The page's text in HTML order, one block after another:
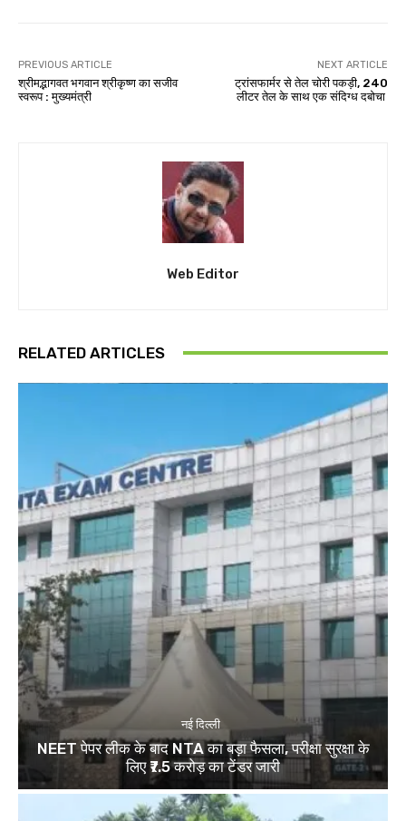
PREVIOUS ARTICLE
श्रीमद्भागवत भगवान श्रीकृष्ण का सजीव
स्वरूप : मुख्यमंत्री
NEXT ARTICLE
ट्रांसफार्मर से तेल चोरी पकड़ी, 240
लीटर तेल के साथ एक संदिग्ध दबोचा
Web Editor
RELATED ARTICLES
नई दिल्ली
NEET पेपर लीक के बाद NTA का बड़ा फैसला, परीक्षा सुरक्षा के
लिए ₹7.5 करोड़ का टेंडर जारी